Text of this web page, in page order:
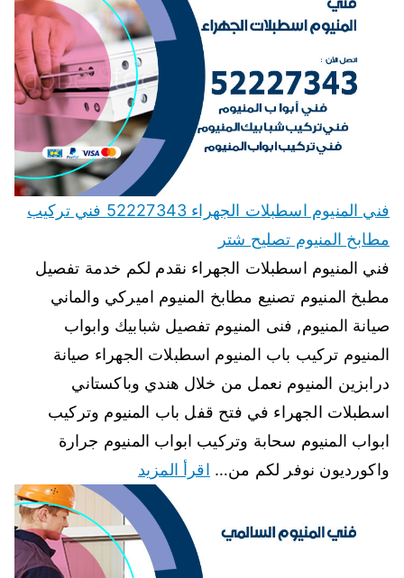
فني المنيوم اسطبلات الجهراء 52227343 فني تركيب
مطابخ المنيوم تصليح شتر
فني المنيوم اسطبلات الجهراء نقدم لكم خدمة تفصيل
مطبخ المنيوم تصنيع مطابخ المنيوم اميركي والماني
صيانة المنيوم, فنى المنيوم تفصيل شبابيك وابواب
المنيوم تركيب باب المنيوم اسطبلات الجهراء صيانة
درابزين المنيوم نعمل من خلال هندي وباكستاني
اسطبلات الجهراء في فتح قفل باب المنيوم وتركيب
ابواب المنيوم سحابة وتركيب ابواب المنيوم جرارة
واكورديون نوفر لكم من… اقرأ المزيد